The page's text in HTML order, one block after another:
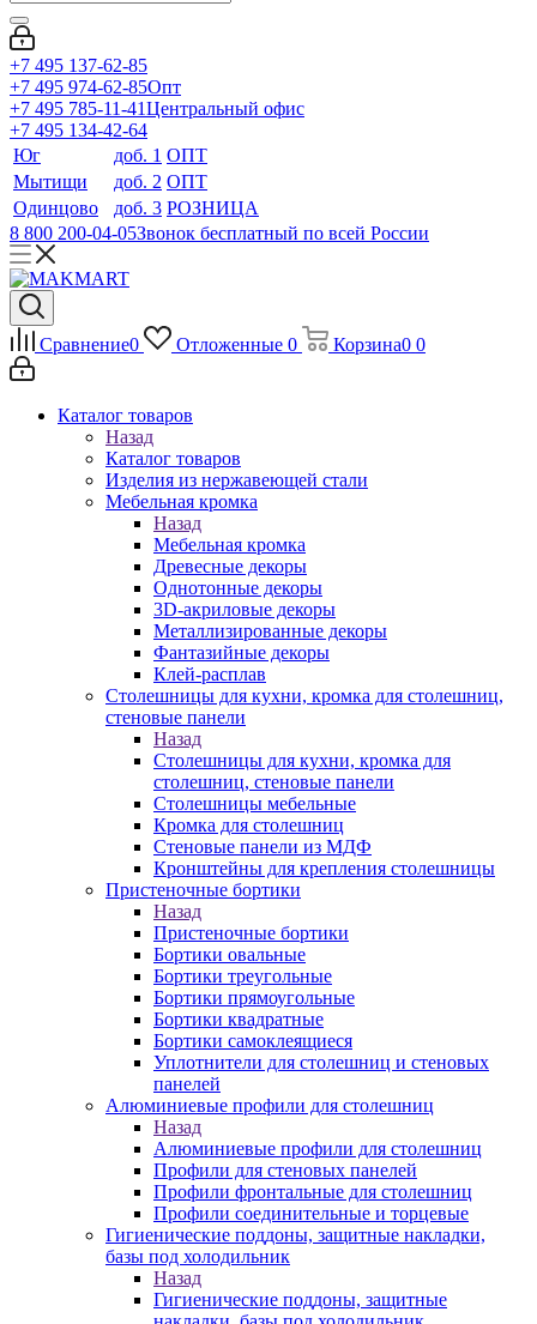
+7 495 137-62-85
+7 495 974-62-85Опт
+7 495 785-11-41Центральный офис
+7 495 134-42-64
Юг
доб. 1 ОПТ
Мытищи
доб. 2 ОПТ
Одинцово
доб. 3 РОЗНИЦА
8 800 200-04-05Звонок бесплатный по всей России
Сравнение0 Отложенные 0 Корзина0 0
Каталог товаров
Назад
Каталог товаров
Изделия из нержавеющей стали
Мебельная кромка
Назад
Мебельная кромка
Древесные декоры
Однотонные декоры
3D-акриловые декоры
Металлизированные декоры
Фантазийные декоры
Клей-расплав
Столешницы для кухни, кромка для столешниц,
стеновые панели
Назад
Столешницы для кухни, кромка для
столешниц, стеновые панели
Столешницы мебельные
Кромка для столешниц
Стеновые панели из МДФ
Кронштейны для крепления столешницы
Пристеночные бортики
Назад
Пристеночные бортики
Бортики овальные
Бортики треугольные
Бортики прямоугольные
Бортики квадратные
Бортики самоклеящиеся
Уплотнители для столешниц и стеновых
панелей
Алюминиевые профили для столешниц
Назад
Алюминиевые профили для столешниц
Профили для стеновых панелей
Профили фронтальные для столешниц
Профили соединительные и торцевые
Гигиенические поддоны, защитные накладки,
базы под холодильник
Назад
Гигиенические поддоны, защитные